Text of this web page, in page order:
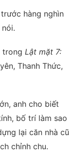
hàng nghìn
trong Lật mặt 7:
Thanh Thức,
anh cho biết
bố trí làm sao
lại căn nhà cũ
chỉnh chu.